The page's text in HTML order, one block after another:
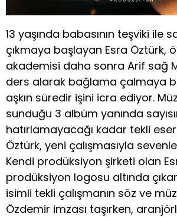
13 yaşında babasının teşviki ile
çıkmaya başlayan Esra Öztürk,
akademisi daha sonra Arif sağ
ders alarak bağlama çalmaya
aşkın süredir işini icra ediyor.
sunduğu 3 albüm yanında
hatırlamayacağı kadar tekli
Öztürk, yeni çalışmasıyla
Kendi prodüksiyon şirketi olan
prodüksiyon logosu altında
isimli tekli çalışmanın söz ve
Özdemir imzası taşırken,